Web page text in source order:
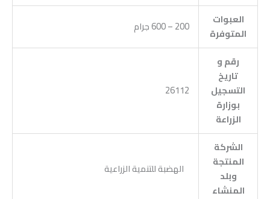
العبوات
المتوفرة
200 – 600 جرام
رقم و
تاريخ
التسجيل
بوزارة
الزراعة
26112
الشركة
المنتجة
وبلد
المنشاء
الهضبة للتنمية الزراعية